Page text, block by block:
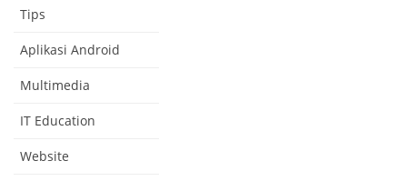
Tips
Aplikasi Android
Multimedia
IT Education
Website